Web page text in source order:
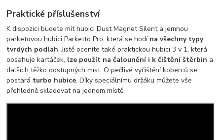
Praktické příslušenství
K dispozici budete mít hubici Dust Magnet Silent a jemnou
parketovou hubici Parketto Pro, která se hodí na všechny typy
tvrdých podlah. Jistě oceníte také praktickou hubici 3 v 1, která
obsahuje kartáček, lze použít na čalounění i k čištění štěrbin a
dalších těžko dostupných míst. O pečlivé vyčištění koberců se
postará turbo hubice. Díky speciálnímu držáku můžete vše
přehledně skladovat na jednom místě.